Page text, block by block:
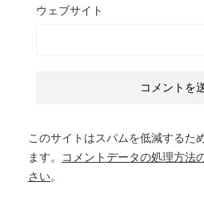
ウェブサイト
このサイトはスパムを低減するた
ます。
コメントデータの処理方法
さい。